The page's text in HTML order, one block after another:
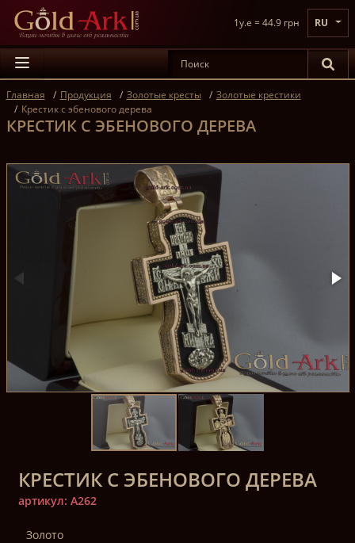
RU
1y.e = 44.9 грн
Главная Продукция Золотые кресты
Золотые крестики
Крестик с эбенового дерева
КРЕСТИК С ЭБЕНОВОГО ДЕРЕВА
КРЕСТИК С ЭБЕНОВОГО ДЕРЕВА
артикул: A262
Золото